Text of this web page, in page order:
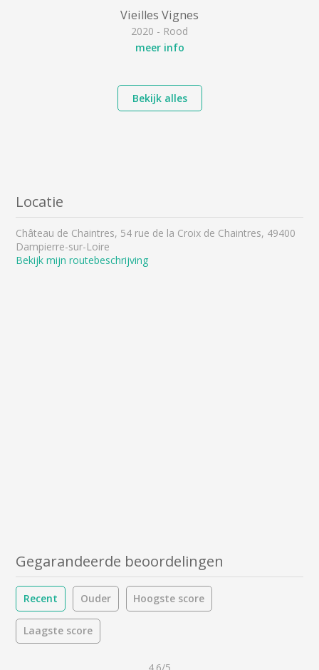
Vieilles Vignes
2020 - Rood
meer info
Bekijk alles
Locatie
Château de Chaintres, 54 rue de la Croix de Chaintres, 49400
Dampierre-sur-Loire
Bekijk mijn routebeschrijving
Gegarandeerde beoordelingen
Recent Ouder Hoogste score
Laagste score